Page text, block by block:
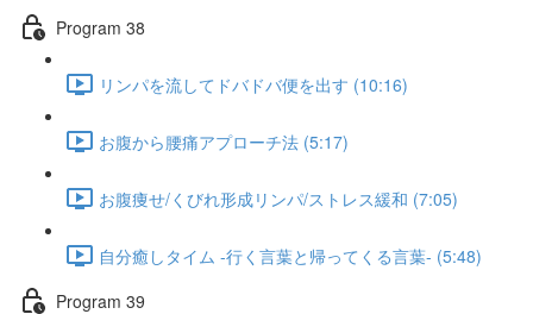
Program 38
リンパを流してドバドバ便を出す (10:16)
お腹から腰痛アプローチ法 (5:17)
お腹痩せ/くびれ形成リンパ/ストレス緩和 (7:05)
自分癒しタイム -行く言葉と帰ってくる言葉- (5:48)
Program 39